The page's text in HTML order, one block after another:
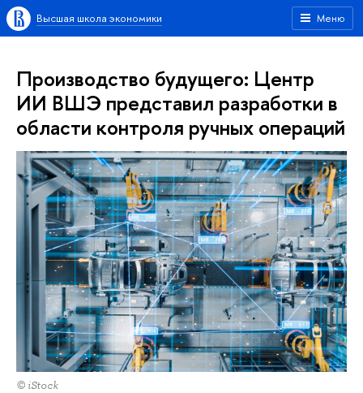
Меню
Высшая школа экономики
Производство будущего: Центр
ИИ ВШЭ представил разработки в
области контроля ручных операций
© iStock